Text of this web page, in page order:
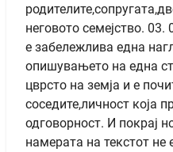
неговото семејство.
е забележлива една
опишувањето на една
цврсто на земја и е
соседите,личност која
одговорност. И покрај
намерата на текстот